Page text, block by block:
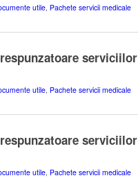
utile, Pachete servicii medicale
serviciilor
utile, Pachete servicii medicale
serviciilor
utile, Pachete servicii medicale